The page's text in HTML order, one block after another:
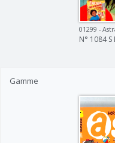
01299 -
N° 1084 S
Gamme